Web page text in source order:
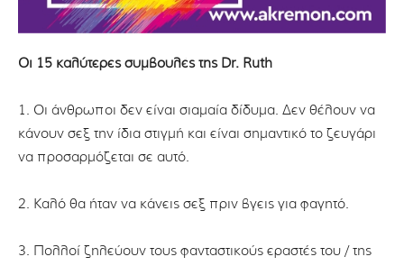
Οι 15 καλύτερες συμβουλές της Dr. Ruth
1. Οι άνθρωποι δεν είναι σιαμαία δίδυμα. Δεν θέλουν να
κάνουν σεξ την ίδια στιγμή και είναι σημαντικό το ζευγάρι
να προσαρμόζεται σε αυτό.
2. Καλό θα ήταν να κάνεις σεξ πριν βγεις για φαγητό.
3. Πολλοί ζηλεύουν τους φανταστικούς εραστές του / της